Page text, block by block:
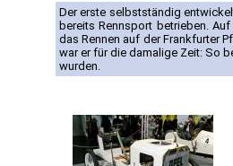
Der erste selbstständig
bereits Rennsport betrieben.
das Rennen auf der Frankfurter
war er für die damalige Zeit: So
wurden.